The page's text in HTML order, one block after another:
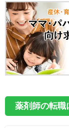
薬剤師の転職